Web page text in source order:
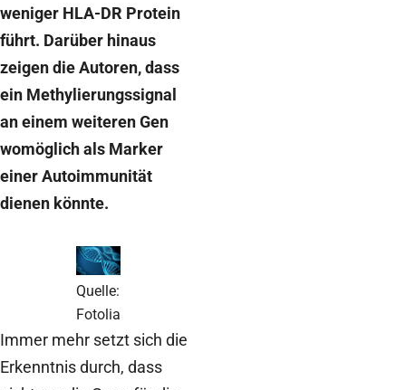
weniger HLA-DR Protein
führt. Darüber hinaus
zeigen die Autoren, dass
ein Methylierungssignal
an einem weiteren Gen
womöglich als Marker
einer Autoimmunität
dienen könnte.
Quelle:
Fotolia
Immer mehr setzt sich die
Erkenntnis durch, dass